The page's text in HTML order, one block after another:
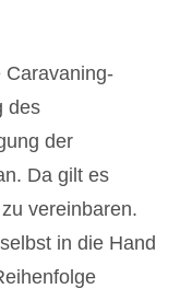
Caravaning-
des
der
Da gilt es
vereinbaren.
in die Hand